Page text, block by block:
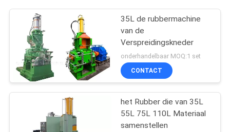
35L de rubbermachine
van de
Verspreidingskneder
onderhandelbaar MOQ:1 set
CONTACT
het Rubber die van 35L
55L 75L 110L Materiaal
samenstellen